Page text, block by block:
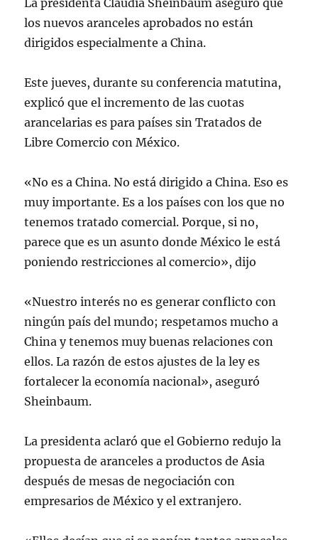
La presidenta Claudia Sheinbaum aseguró que
los nuevos aranceles aprobados no están
dirigidos especialmente a China.
Este jueves, durante su conferencia matutina,
explicó que el incremento de las cuotas
arancelarias es para países sin Tratados de
Libre Comercio con México.
«No es a China. No está dirigido a China. Eso es
muy importante. Es a los países con los que no
tenemos tratado comercial. Porque, si no,
parece que es un asunto donde México le está
poniendo restricciones al comercio», dijo
«Nuestro interés no es generar conflicto con
ningún país del mundo; respetamos mucho a
China y tenemos muy buenas relaciones con
ellos. La razón de estos ajustes de la ley es
fortalecer la economía nacional», aseguró
Sheinbaum.
La presidenta aclaró que el Gobierno redujo la
propuesta de aranceles a productos de Asia
después de mesas de negociación con
empresarios de México y el extranjero.